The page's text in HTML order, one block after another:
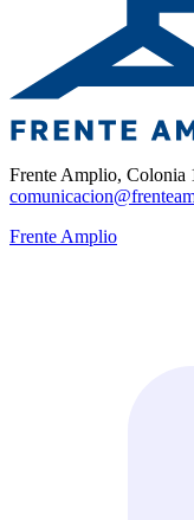
Frente Amplio, Colonia
Frente Amplio